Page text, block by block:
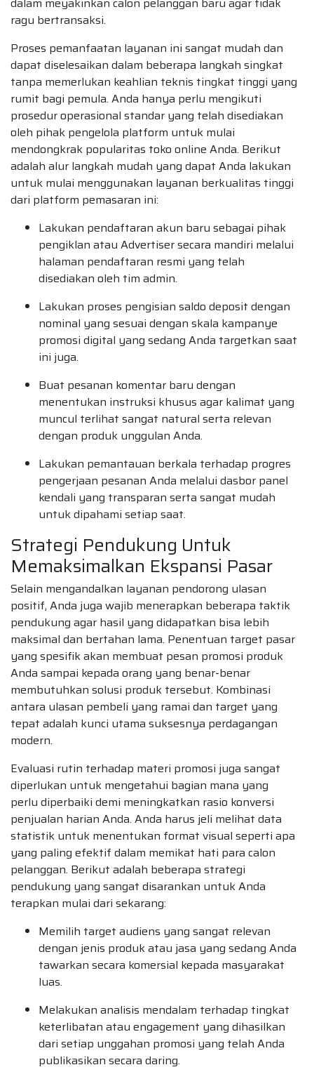
ragu bertransaksi.
Proses pemanfaatan layanan ini sangat mudah dan
dapat diselesaikan dalam beberapa langkah singkat
tanpa memerlukan keahlian teknis tingkat tinggi yang
rumit bagi pemula. Anda hanya perlu mengikuti
prosedur operasional standar yang telah disediakan
oleh pihak pengelola platform untuk mulai
mendongkrak popularitas toko online Anda. Berikut
adalah alur langkah mudah yang dapat Anda lakukan
untuk mulai menggunakan layanan berkualitas tinggi
dari platform pemasaran ini:
Lakukan pendaftaran akun baru sebagai pihak
pengiklan atau Advertiser secara mandiri melalui
halaman pendaftaran resmi yang telah
disediakan oleh tim admin.
Lakukan proses pengisian saldo deposit dengan
nominal yang sesuai dengan skala kampanye
promosi digital yang sedang Anda targetkan saat
ini juga.
Buat pesanan komentar baru dengan
menentukan instruksi khusus agar kalimat yang
muncul terlihat sangat natural serta relevan
dengan produk unggulan Anda.
Lakukan pemantauan berkala terhadap progres
pengerjaan pesanan Anda melalui dasbor panel
kendali yang transparan serta sangat mudah
untuk dipahami setiap saat.
Strategi Pendukung Untuk
Memaksimalkan Ekspansi Pasar
Selain mengandalkan layanan pendorong ulasan
positif, Anda juga wajib menerapkan beberapa taktik
pendukung agar hasil yang didapatkan bisa lebih
maksimal dan bertahan lama. Penentuan target pasar
yang spesifik akan membuat pesan promosi produk
Anda sampai kepada orang yang benar-benar
membutuhkan solusi produk tersebut. Kombinasi
antara ulasan pembeli yang ramai dan target yang
tepat adalah kunci utama suksesnya perdagangan
modern.
Evaluasi rutin terhadap materi promosi juga sangat
diperlukan untuk mengetahui bagian mana yang
perlu diperbaiki demi meningkatkan rasio konversi
penjualan harian Anda. Anda harus jeli melihat data
statistik untuk menentukan format visual seperti apa
yang paling efektif dalam memikat hati para calon
pelanggan. Berikut adalah beberapa strategi
pendukung yang sangat disarankan untuk Anda
terapkan mulai dari sekarang:
Memilih target audiens yang sangat relevan
dengan jenis produk atau jasa yang sedang Anda
tawarkan secara komersial kepada masyarakat
luas.
Melakukan analisis mendalam terhadap tingkat
keterlibatan atau engagement yang dihasilkan
dari setiap unggahan promosi yang telah Anda
publikasikan secara daring.